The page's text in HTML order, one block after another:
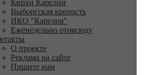
Кирхи Карелии
Выборгская крепость
ИКО "Карелия"
Еженедельно отовсюду
О проекте
Реклама на сайте
Пишите нам